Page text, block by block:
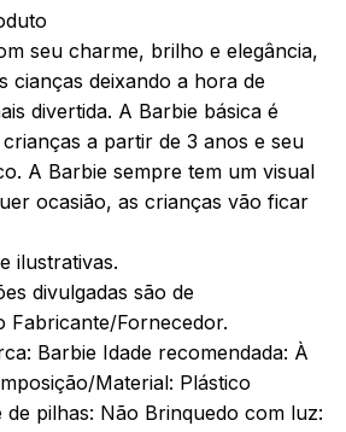
seu charme, brilho e elegância,
cianças deixando a hora de
divertida. A Barbie básica é
a partir de 3 anos e seu
A Barbie sempre tem um visual
ocasião, as crianças vão ficar
ilustrativas.
divulgadas são de
Fabricante/Fornecedor.
Barbie Idade recomendada: À
Material: Plástico
de pilhas: Não Brinquedo com luz: